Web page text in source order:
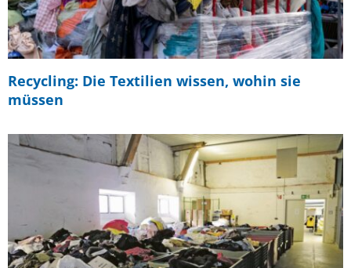
Recycling: Die Textilien wissen, wohin sie
müssen